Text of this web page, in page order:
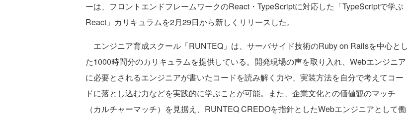
ーは、フロントエンドフレームワークのReact・TypeScriptに対応した「TypeScriptで学ぶ
React」カリキュラムを2月29日から新しくリリースした。
エンジニア育成スクール「RUNTEQ」は、サーバサイド技術のRuby on Railsを中心とし
た1000時間分のカリキュラムを提供している。開発現場の声を取り入れ、Webエンジニア
に必要とされるエンジニアが書いたコードを読み解く力や、実装方法を自分で考えてコー
ドに落とし込む力などを実践的に学ぶことが可能。また、企業文化との価値観のマッチ
（カルチャーマッチ）を見据え、RUNTEQ CREDOを指針としたWebエンジニアとして働